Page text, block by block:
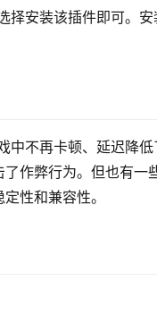
择安装该插件即可。安
中不再卡顿、延迟降低
作弊行为。但也有一
性和兼容性。